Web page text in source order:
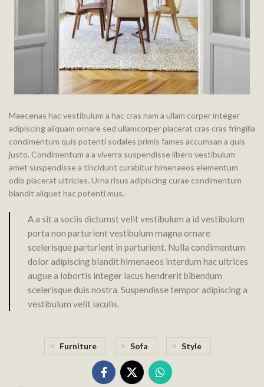
Maecenas hac vestibulum a hac cras nam a ullam corper integer
adipiscing aliquam ornare sed ullamcorper placerat cras cras fringilla
condimentum quis potenti sodales primis fames accumsan a quis
justo. Condimentum a a viverra suspendisse libero vestibulum
amet suspendisse a tincidunt curabitur himenaeos elementum
odio placerat ultricies. Urna risus adipiscing curae condimentum
blandit aliquet hac potenti mus.
A a sit a sociis dictumst velit vestibulum a id vestibulum
porta non parturient vestibulum magna ornare
scelerisque parturient in parturient. Nulla condimentum
dolor adipiscing blandit himenaeos interdum hac ultrices
augue a lobortis integer lacus hendrerit bibendum
scelerisque duis nostra. Suspendisse tempor adipiscing a
vestibulum velit iaculis.
Furniture Sofa Style